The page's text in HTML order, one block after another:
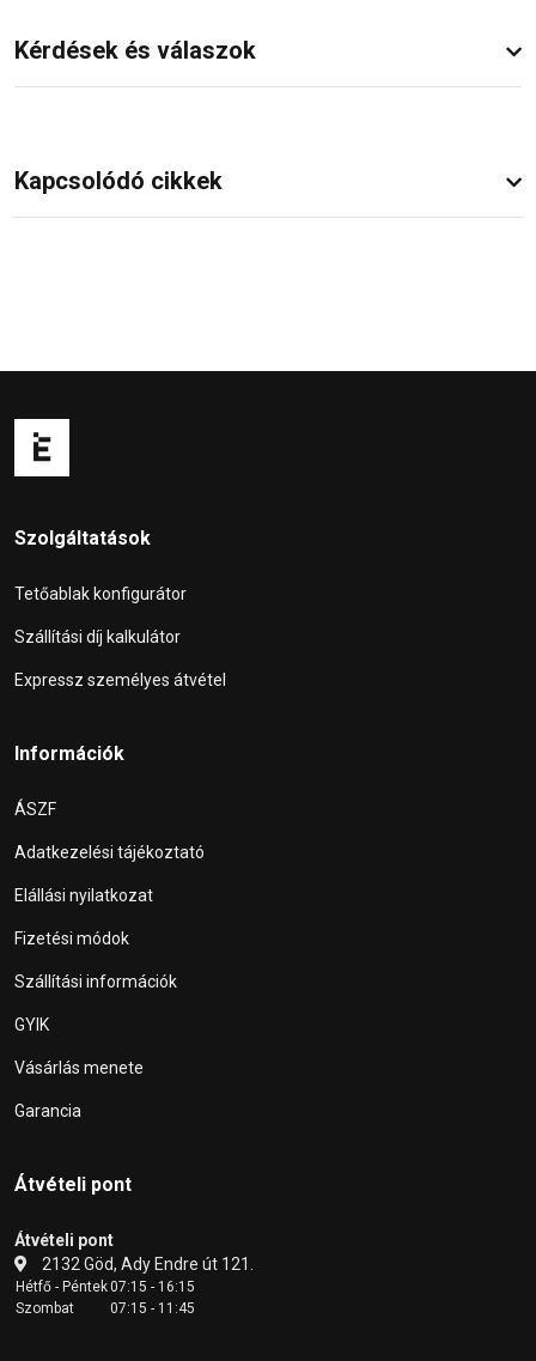
Kérdések és válaszok
Kapcsolódó cikkek
Szolgáltatások
Tetőablak konfigurátor
Szállítási díj kalkulátor
Expressz személyes átvétel
Információk
ÁSZF
Adatkezelési tájékoztató
Elállási nyilatkozat
Fizetési módok
Szállítási információk
GYIK
Vásárlás menete
Garancia
Átvételi pont
Átvételi pont
2132 Göd, Ady Endre út 121.
Hétfő - Péntek07:15 - 16:15
Szombat
07:15 - 11:45